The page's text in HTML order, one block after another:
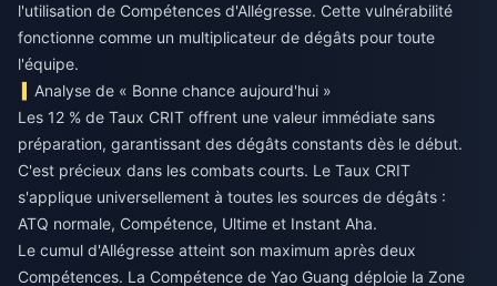
l'utilisation de Compétences d'Allégresse. Cette vulnérabilité
fonctionne comme un multiplicateur de dégâts pour toute
l'équipe.
Analyse de « Bonne chance aujourd'hui »
Les 12 % de Taux CRIT offrent une valeur immédiate sans
préparation, garantissant des dégâts constants dès le début.
C'est précieux dans les combats courts. Le Taux CRIT
s'applique universellement à toutes les sources de dégâts :
ATQ normale, Compétence, Ultime et Instant Aha.
Le cumul d'Allégresse atteint son maximum après deux
Compétences. La Compétence de Yao Guang déploie la Zone